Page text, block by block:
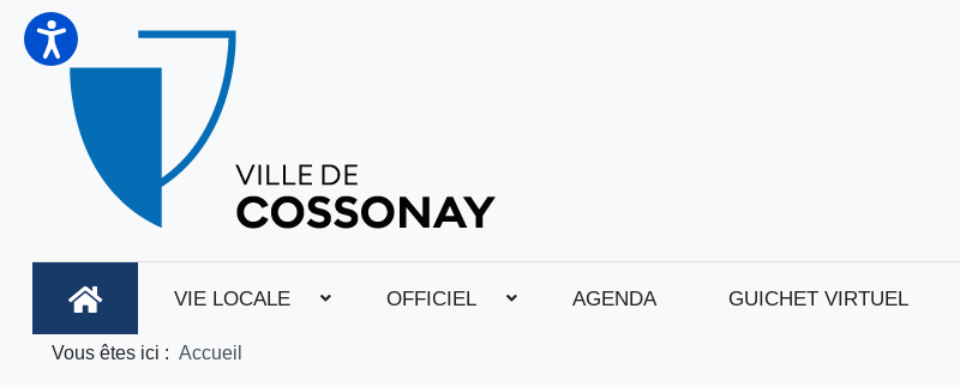
VIE LOCALE OFFICIEL AGENDA GUICHET VIRTUEL
Vous êtes ici : Accueil